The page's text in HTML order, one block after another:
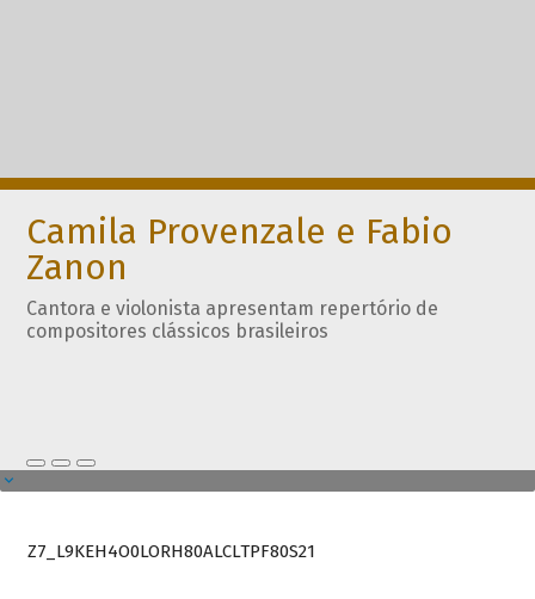
Camila Provenzale e Fabio
Zanon
Cantora e violonista apresentam repertório de
compositores clássicos brasileiros
Z7_L9KEH4O0LORH80ALCLTPF80S21